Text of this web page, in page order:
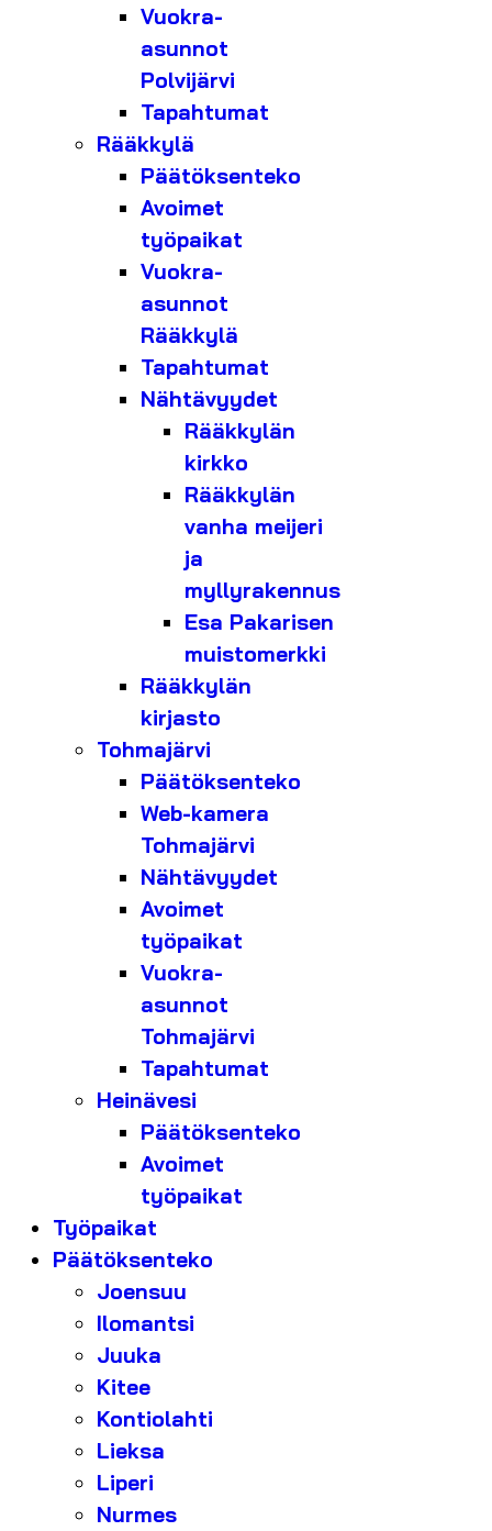
Vuokra-
asunnot
Polvijärvi
Tapahtumat
Rääkkylä
Päätöksenteko
Avoimet
työpaikat
Vuokra-
asunnot
Rääkkylä
Tapahtumat
Nähtävyydet
Rääkkylän
kirkko
Rääkkylän
vanha meijeri
ja
myllyrakennus
Esa Pakarisen
muistomerkki
Rääkkylän
kirjasto
Tohmajärvi
Päätöksenteko
Web-kamera
Tohmajärvi
Nähtävyydet
Avoimet
työpaikat
Vuokra-
asunnot
Tohmajärvi
Tapahtumat
Heinävesi
Päätöksenteko
Avoimet
työpaikat
Työpaikat
Päätöksenteko
Joensuu
Ilomantsi
Juuka
Kitee
Kontiolahti
Lieksa
Liperi
Nurmes